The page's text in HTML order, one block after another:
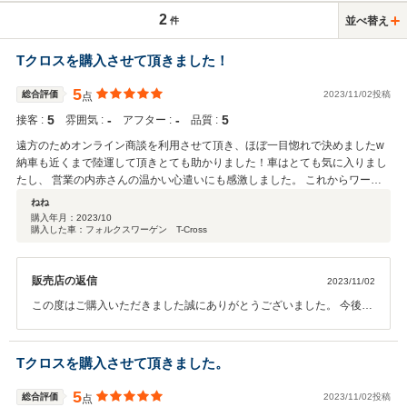
2 件 並べ替え
Tクロスを購入させて頂きました！
総合評価 5点 2023/11/02投稿
接客 : 5 雰囲気 : ‐ アフター : ‐ 品質 : 5
遠方のためオンライン商談を利用させて頂き、ほぼ一目惚れで決めましたw
納車も近くまで陸運して頂きとても助かりました！車はとても気に入りまし
たし、 営業の内赤さんの温かい心遣いにも感激しました。 これからワーゲ
ン車を購入検討されている方に自信を持っておススメできる販売店です(^-^)
ねね
購入年月： 2023/10
購入した車：フォルクスワーゲン T-Cross
販売店の返信 2023/11/02
この度はご購入いただきました誠にありがとうございました。 今後も
ございましたらお気軽にご連絡いただけると幸いです。 引き続きどう
ぞよろしくお願い致します。
Tクロスを購入させて頂きました。
総合評価 5点 2023/11/02投稿